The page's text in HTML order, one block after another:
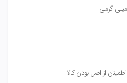
از اصل بودن کالا